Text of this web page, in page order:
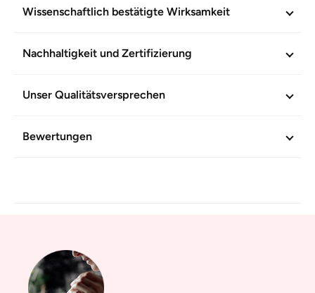
WEITERE INFORMATIONEN
Wissenschaftlich bestätigte Wirksamkeit
Nachhaltigkeit und Zertifizierung
Unser Qualitätsversprechen
Bewertungen